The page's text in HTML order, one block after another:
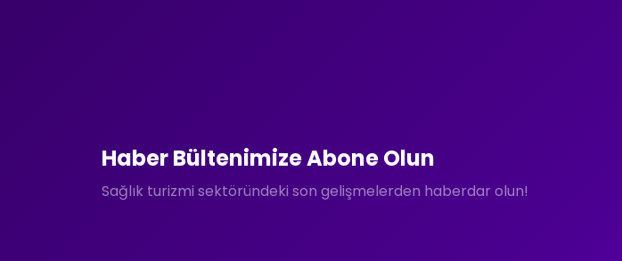
Haber Bültenimize Abone Olun
Sağlık turizmi sektöründeki son gelişmelerden haberdar olun!